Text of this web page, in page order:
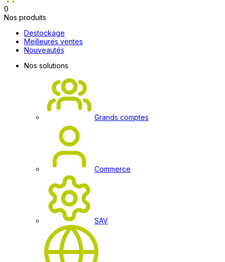
0
Nos produits
Destockage
Meilleures ventes
Nouveautés
Nos solutions
Grands comptes
Commerce
SAV